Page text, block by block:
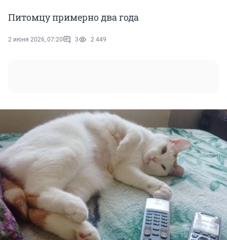
Питомцу примерно два года
2 июня 2026, 07:20 3 2 449